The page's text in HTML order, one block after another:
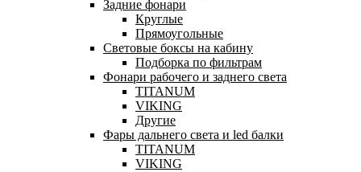
Задние фонари
Круглые
Прямоугольные
Световые боксы на кабину
Подборка по фильтрам
Фонари рабочего и заднего света
TITANUM
VIKING
Другие
Фары дальнего света и led балки
TITANUM
VIKING